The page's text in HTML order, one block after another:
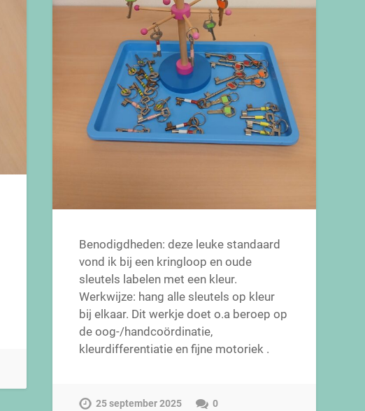
Benodigdheden: deze leuke standaard
vond ik bij een kringloop en oude
sleutels labelen met een kleur.
Werkwijze: hang alle sleutels op kleur
bij elkaar. Dit werkje doet o.a beroep op
de oog-/handcoördinatie,
kleurdifferentiatie en fijne motoriek .
25 september 2025 0